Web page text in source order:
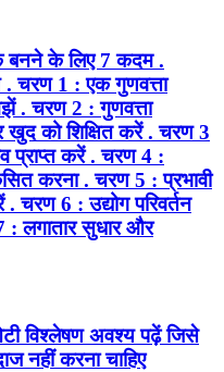
बनने के लिए 7 कदम .
. चरण 1 : एक गुणवत्ता
. चरण 2 : गुणवत्ता
को शिक्षित करें . चरण 3
प्राप्त करें . चरण 4 :
करना . चरण 5 : प्रभावी
चरण 6 : उद्योग परिवर्तन
: लगातार सुधार और
विश्लेषण अवश्य पढ़ें जिसे
नहीं करना चाहिए